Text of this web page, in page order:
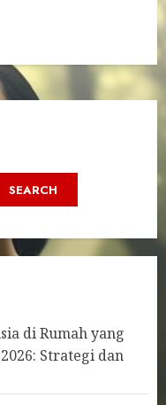
SEARCH
di Rumah yang
Strategi dan